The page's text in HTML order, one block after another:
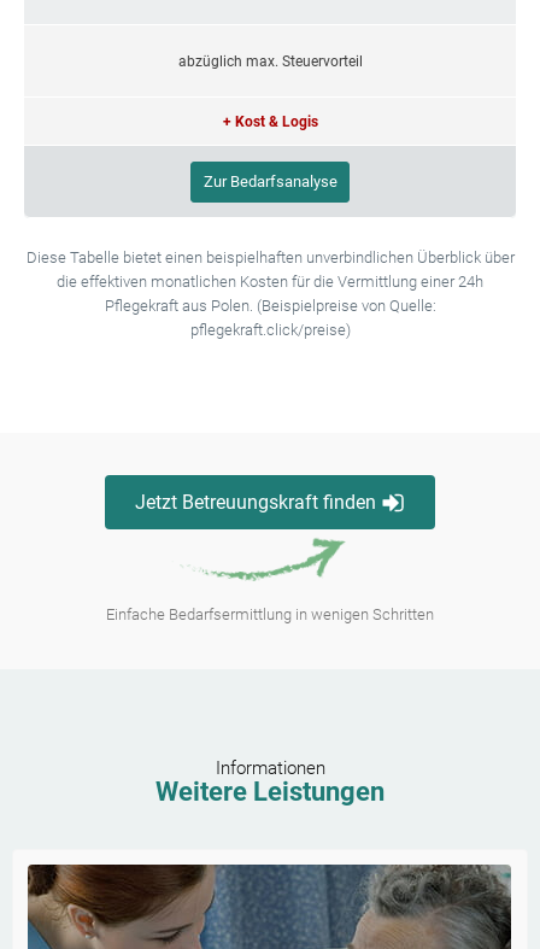
abzüglich max. Steuervorteil
+ Kost & Logis
Zur Bedarfsanalyse
Diese Tabelle bietet einen beispielhaften unverbindlichen Überblick über
die effektiven monatlichen Kosten für die Vermittlung einer 24h
Pflegekraft aus Polen. (Beispielpreise von Quelle:
pflegekraft.click/preise)
Jetzt Betreuungskraft finden
Einfache Bedarfsermittlung in wenigen Schritten
Informationen
Weitere Leistungen